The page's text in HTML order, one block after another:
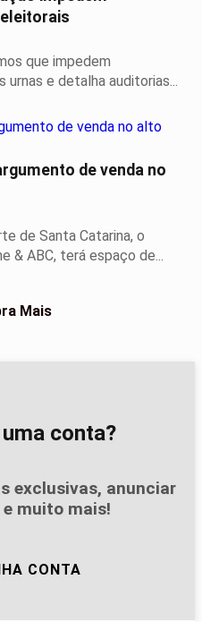
que impedem
e detalha auditorias...
de venda no
de Santa Catarina, o
& ABC, terá espaço de...
Mais
conta?
exclusivas, anunciar
muito mais!
CONTA